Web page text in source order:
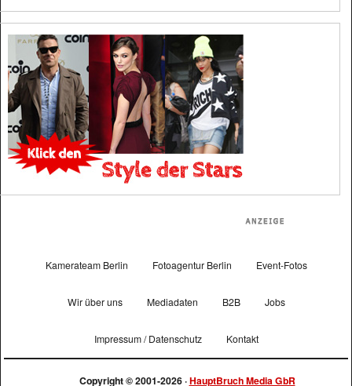
Kamerateam Berlin Fotoagentur Berlin Event-Fotos
Wir über uns Mediadaten B2B Jobs
Impressum / Datenschutz Kontakt
Copyright © 2001-2026 ·HauptBruch Media GbR